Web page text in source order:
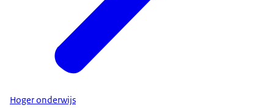
Hoger onderwijs